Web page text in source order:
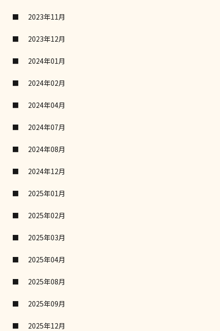
2023年11月
2023年12月
2024年01月
2024年02月
2024年04月
2024年07月
2024年08月
2024年12月
2025年01月
2025年02月
2025年03月
2025年04月
2025年08月
2025年09月
2025年12月